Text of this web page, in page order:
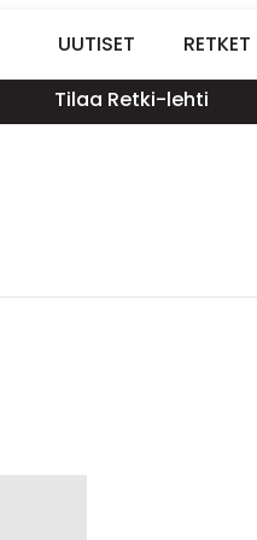
UUTISET RETKET
Tilaa Retki-lehti